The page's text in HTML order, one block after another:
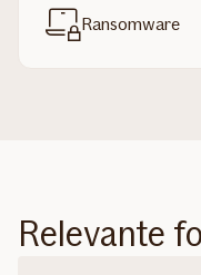
Ransomware
Relevante